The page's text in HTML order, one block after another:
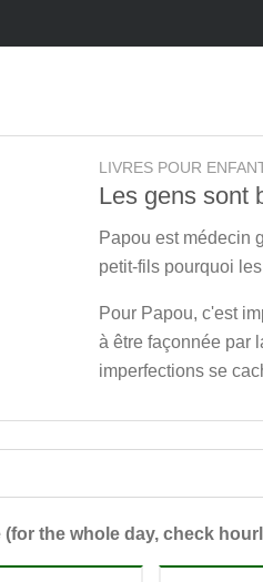
LIVRES POUR
Les gens sont
Papou est médecin
petit-fils pourquoi
Pour Papou, c'est
à être façonnée par
imperfections se
(for the whole day, check